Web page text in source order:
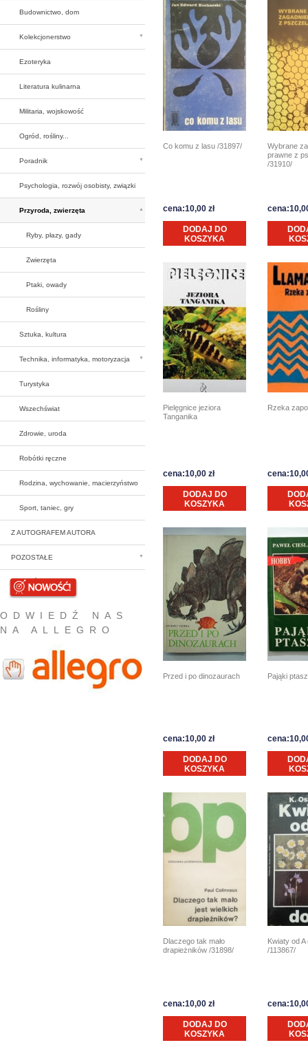
Budownictwo, dom
Kolekcjonerstwo
Ezoteryka
Literatura kulinarna
Militaria, wojskowość
Ogród, rośliny...
Poradnik
Psychologia, rozwój osobisty, związki
Przyroda, zwierzęta
Ryby, płazy, gady
Zwierzęta
Ptaki, owady
Rośliny
Sztuka, kultura
Technika, informatyka, motoryzacja
Turystyka
Wszechświat
Zdrowie, uroda
Robótki ręczne
Rodzina, wychowanie, macierzyństwo
Sport, taniec, gry
Z AUTOGRAFEM AUTORA
POZOSTAŁE
NOWOŚCI
ODWIEDŹ NAS
NA ALLEGRO
Co komu z lasu /31897/
cena:10,00 zł
DODAJ DO
KOSZYKA
Wybrane
prawne z
/31910/
Pielęgnice jeziora
Tanganika
cena:10,00 zł
DODAJ DO
KOSZYKA
Rzeka
Przed i po dinozaurach
cena:10,00 zł
DODAJ DO
KOSZYKA
Pająki
Dlaczego tak mało
drapieżników /31898/
cena:10,00 zł
DODAJ DO
KOSZYKA
Kwiaty od A
/113867/